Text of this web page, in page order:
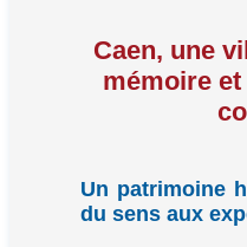
Caen, une
mémoire
Un patrimoine
du sens aux